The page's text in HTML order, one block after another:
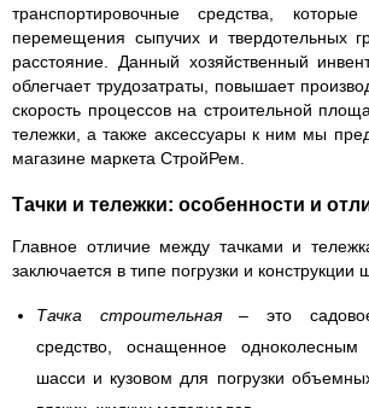
транспортировочные средства,
перемещения сыпучих и твердотельных
расстояние. Данный хозяйственный
облегчает трудозатраты, повышает
скорость процессов на строительной
тележки, а также аксессуары к ним мы
магазине маркета СтройРем.
Тачки и тележки: особенности и
Главное отличие между тачками и
заключается в типе погрузки и конструкции
Тачка строительная– это
средство, оснащенное одноколесным
шасси и кузовом для погрузки